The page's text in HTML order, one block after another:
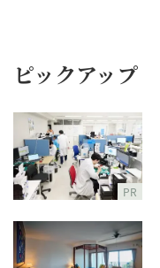
ピックアップ
PR